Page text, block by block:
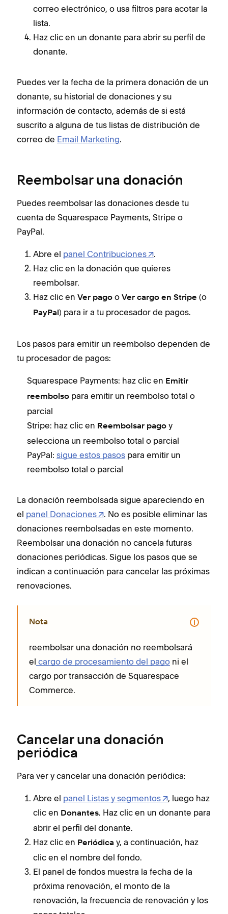
correo electrónico, o usa filtros para acotar la
lista.
Haz clic en un donante para abrir su perfil de
donante.
Puedes ver la fecha de la primera donación de un
donante, su historial de donaciones y su
información de contacto, además de si está
suscrito a alguna de tus listas de distribución de
correo de Email Marketing.
Reembolsar una donación
Puedes reembolsar las donaciones desde tu
cuenta de Squarespace Payments, Stripe o
PayPal.
Abre el panel Contribuciones
.
Haz clic en la donación que quieres
reembolsar.
Haz clic en Ver pago o Ver cargo en Stripe (o
PayPal ) para ir a tu procesador de pagos.
Los pasos para emitir un reembolso dependen de
tu procesador de pagos:
Squarespace Payments: haz clic en Emitir
reembolso para emitir un reembolso total o
parcial
Stripe: haz clic en Reembolsar pago y
selecciona un reembolso total o parcial
PayPal: sigue estos pasos para emitir un
reembolso total o parcial
La donación reembolsada sigue apareciendo en
el panel Donaciones
. No es posible eliminar las
donaciones reembolsadas en este momento.
Reembolsar una donación no cancela futuras
donaciones periódicas. Sigue los pasos que se
indican a continuación para cancelar las próximas
renovaciones.
Nota
reembolsar una donación no reembolsará
el cargo de procesamiento del pago ni el
cargo por transacción de Squarespace
Commerce.
Cancelar una donación
periódica
Para ver y cancelar una donación periódica:
Abre el panel Listas y segmentos
, luego haz
clic en Donantes. Haz clic en un donante para
abrir el perfil del donante.
Haz clic en Periódica y, a continuación, haz
clic en el nombre del fondo.
El panel de fondos muestra la fecha de la
próxima renovación, el monto de la
renovación, la frecuencia de renovación y los